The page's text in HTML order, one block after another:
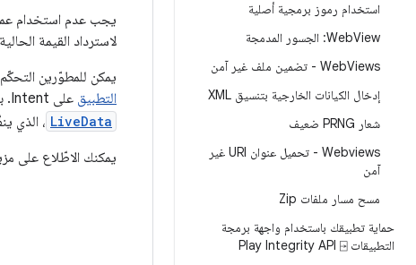
استخدام رموز برمجية أصلية
WebView: الجسور المدمجة
WebViews - تضمين ملف غير آمن
إدخال الكيانات الخارجية بتنسيق XML
شعار PRNG ضعيف
Webviews - تحميل عنوان URI غير
آمن
مسح مسار ملفات Zip
حماية تطبيقك باستخدام واجهة برمجة
التطبيقات Play Integrity API ⍈
يجب عدم استخدام
لاسترداد القيمة
يمكن للمطوّرين
التطبيق على Intent. بالإضافة إلى ذلك، إذا لم يكن من الضروري إرسال عملية بث إلى مكوّنات خارج أحد التطبيقات، استخدِم
LiveData ، الذي
يمكنك الاطّلاع على